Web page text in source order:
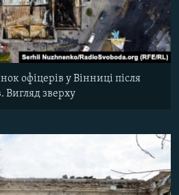
офіцерів у Вінниці після
Вигляд зверху